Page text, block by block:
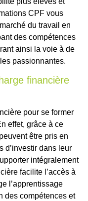
CPF vous
du travail en
des compétences
ainsi la voie à de
passionnantes.
financière
pour se former
effet, grâce à ce
être pris en
d’investir dans leur
intégralement
facilite l’accès à
l’apprentissage
des compétences et